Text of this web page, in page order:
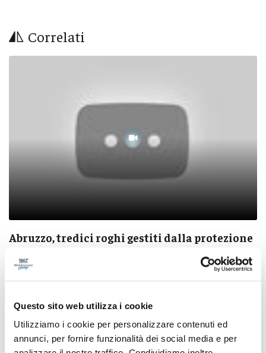
Questo sito web utilizza i cookie
Utilizziamo i cookie per personalizzare contenuti ed
annunci, per fornire funzionalità dei social media e per
Correlati
Abruzzo, tredici roghi gestiti dalla protezione
civile: fronte tra Collarmele e Gagliano
Aterno